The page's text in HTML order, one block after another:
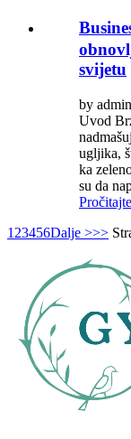
svijetu
by
Uvod
ugljika,
ka
su da
1 23456Dalje >>>